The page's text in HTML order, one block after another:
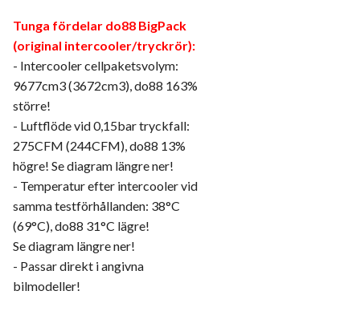
Tunga fördelar do88 BigPack
(original intercooler/tryckrör):
- Intercooler cellpaketsvolym:
9677cm3 (3672cm3), do88 163%
större!
- Luftflöde vid 0,15bar tryckfall:
275CFM (244CFM), do88 13%
högre! Se diagram längre ner!
- Temperatur efter intercooler vid
samma testförhållanden: 38°C
(69°C), do88 31°C lägre!
Se diagram längre ner!
- Passar direkt i angivna
bilmodeller!